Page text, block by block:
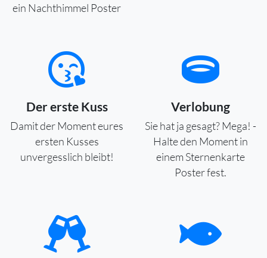
ein Nachthimmel Poster
Der erste Kuss
Damit der Moment eures
ersten Kusses
unvergesslich bleibt!
Verlobung
Sie hat ja gesagt? Mega! -
Halte den Moment in
einem Sternenkarte
Poster fest.